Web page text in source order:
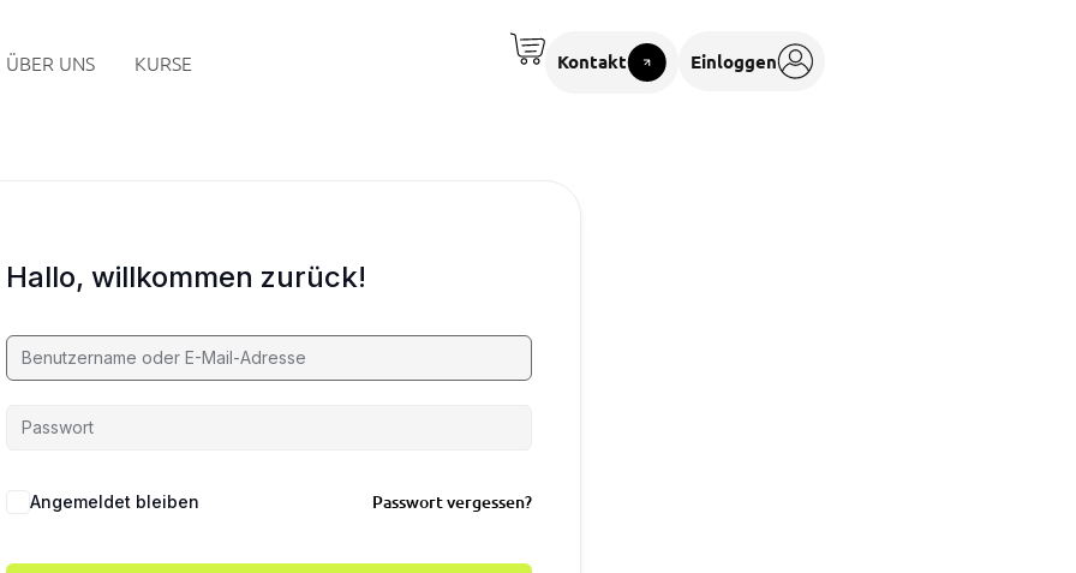
ÜBER UNS KURSE Kontakt Einloggen
Hallo, willkommen zurück!
Angemeldet bleiben Passwort vergessen?